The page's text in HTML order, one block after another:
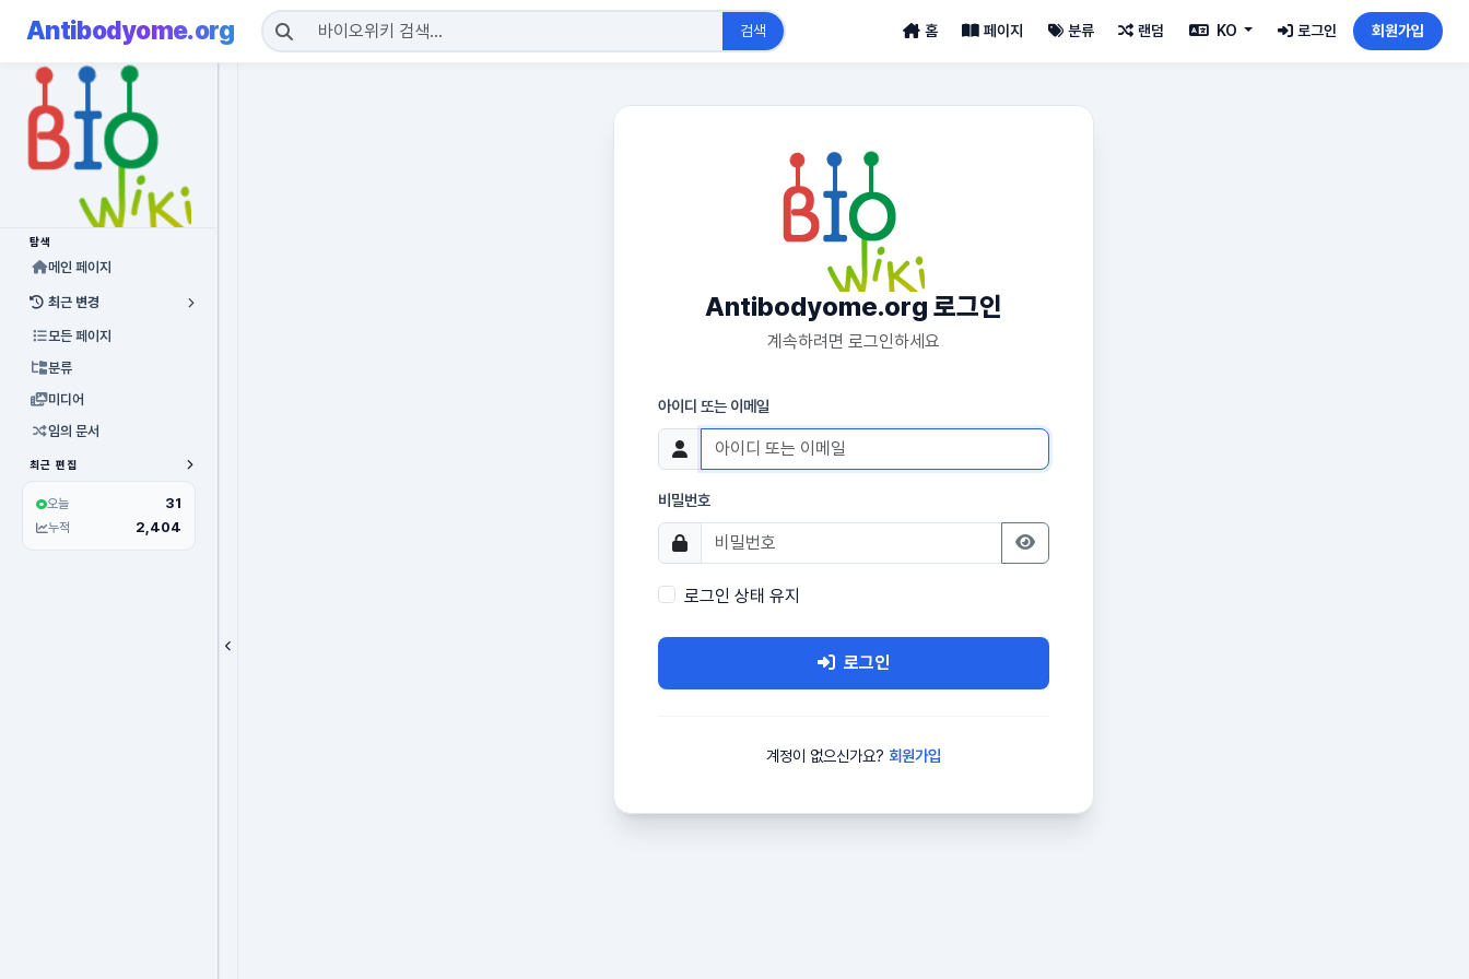
Antibodyome.org 검색 홈 페이지 분류 랜덤 KO 로그인 회원가입
탐색
메인 페이지
최근 변경
모든 페이지
분류
미디어
임의 문서
최근 편집
오늘 31
누적 2,404
Antibodyome.org 로그인
계속하려면 로그인하세요
아이디 또는 이메일
비밀번호
로그인 상태 유지
로그인
계정이 없으신가요? 회원가입